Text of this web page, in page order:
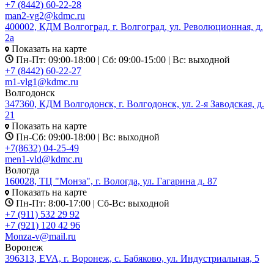
+7 (8442) 60-22-28
man2-vg2@kdmc.ru
400002, КДМ Волгоград, г. Волгоград, ул. Революционная, д.
2а
Показать на карте
Пн-Пт: 09:00-18:00 | Сб: 09:00-15:00 | Вс: выходной
+7 (8442) 60-22-27
m1-vlg1@kdmc.ru
Волгодонск
347360, КДМ Волгодонск, г. Волгодонск, ул. 2-я Заводская, д.
21
Показать на карте
Пн-Сб: 09:00-18:00 | Вс: выходной
+7(8632) 04-25-49
men1-vld@kdmc.ru
Вологда
160028, ТЦ "Монза", г. Вологда, ул. Гагарина д. 87
Показать на карте
Пн-Пт: 8:00-17:00 | Сб-Вс: выходной
+7 (911) 532 29 92
+7 (921) 120 42 96
Monza-v@mail.ru
Воронеж
396313, EVA, г. Воронеж, с. Бабяково, ул. Индустриальная, 5